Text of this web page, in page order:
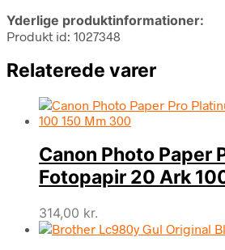
Yderlige produktinformationer:
Produkt id: 1027348
Relaterede varer
Canon Photo Paper
Fotopapir 20 Ark
314,00 kr.